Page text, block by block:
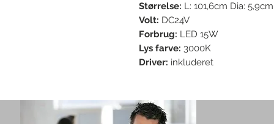
Størrelse: L: 101,6cm Dia: 5,9cm
Volt: DC24V
Forbrug: LED 15W
Lys farve: 3000K
Driver: inkluderet